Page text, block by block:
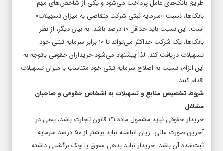
طریق بانک‌های عامل پرداخت می‌شود و یکی از شاخص‌های مهم
بانک‌ها، نسبت «سرمایه ثبتی شرکت متقاضی به میزان تسهیلات»
است. این نسبت باید حداقل ۱۰ درصد باشد. به بیان دیگر، از نظر
بانک‌ها، یک شرکت حداکثر می‌تواند تا ۱۰ برابر سرمایه ثبتی خود
تسهیلات دریافت کند. لذا پیشنهاد می‌شود خریداران حقوقی باتوجه به
این الزام، نسبت به اصلاح سرمایه ثبتی خود متناسب با میزان تسهیلات
اقدام کنند.
شروط تخصیص منابع و تسهیلات به اشخاص حقوقی و صاحبان
مشاغل
خریدار حقوقی نباید مشمول ماده ۱۴۱ قانون تجارت باشد، یعنی در
آخرین صورت مالی، زیان انباشته نباید بیشتر از ۵۰ درصد سرمایه
ثبت‌شده آن باشد. خریدار نباید بدهی معوق یا چک برگشتی داشته